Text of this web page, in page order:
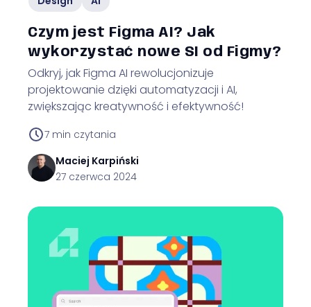
Czym jest Figma AI? Jak
wykorzystać nowe SI od Figmy?
Odkryj, jak Figma AI rewolucjonizuje
projektowanie dzięki automatyzacji i AI,
zwiększając kreatywność i efektywność!
7 min czytania
Maciej Karpiński
27 czerwca 2024